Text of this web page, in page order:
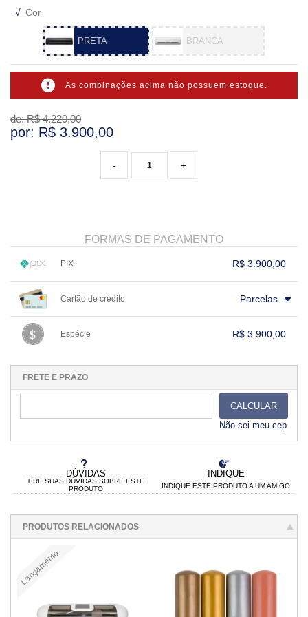
VARIADOS
√ Cor
PRETA BRANCA
As combinações acima não possuem estoque.
DÚVIDAS
TIRE SUAS DÚVIDAS SOBRE ESTE
PRODUTO
INDIQUE
INDIQUE ESTE PRODUTO A UM AMIGO
de: R$4.220,00
por: R$ 3.900,00
+
-
FORMAS DE PAGAMENTO
PIX R$ 3.900,00
..
Cartão de crédito Parcelas
...
Espécie R$ 3.900,00
..
...
FRETE E PRAZO
CALCULAR
Não sei meu cep
PRODUTOS RELACIONADOS
Lançamento